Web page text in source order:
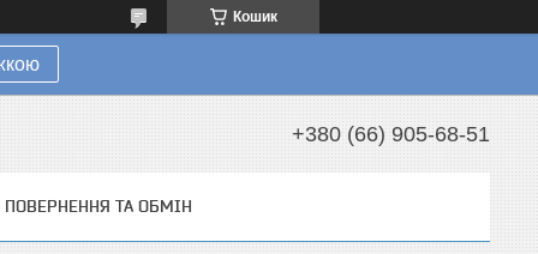
Кошик
+380 (66) 905-68-51
ПОВЕРНЕННЯ ТА ОБМІН